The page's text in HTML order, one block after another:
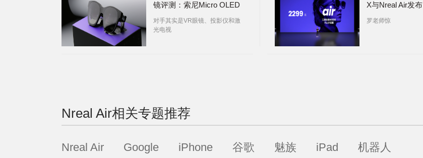
镜评测：索尼Micro OLED
对手其实是VR眼镜、投影仪和激
光电视
X与Nreal Air发布
罗老师惊
Nreal Air相关专题推荐
Nreal Air Google iPhone 谷歌 魅族 iPad 机器人